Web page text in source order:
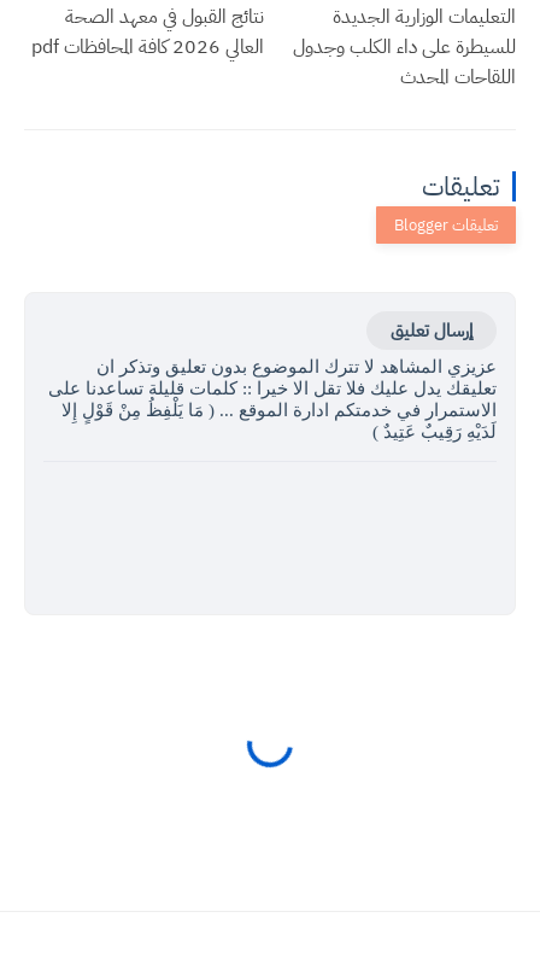
التعليمات الوزارية الجديدة
للسيطرة على داء الكلب وجدول
اللقاحات المحدث
نتائج القبول في معهد الصحة
العالي 2026 كافة المحافظات pdf
تعليقات
إرسال تعليق
عزيزي المشاهد لا تترك الموضوع بدون تعليق وتذكر ان
تعليقك يدل عليك فلا تقل الا خيرا :: كلمات قليلة تساعدنا على
الاستمرار في خدمتكم ادارة الموقع ... ( مَا يَلْفِظُ مِنْ قَوْلٍ إِلا
لَدَيْهِ رَقِيبٌ عَتِيدٌ )